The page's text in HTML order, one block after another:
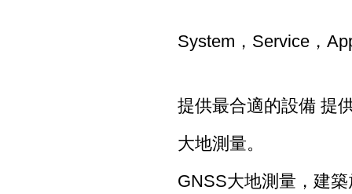
System，Service，
提供最合適的設備 提
大地測量。
GNSS大地測量，建